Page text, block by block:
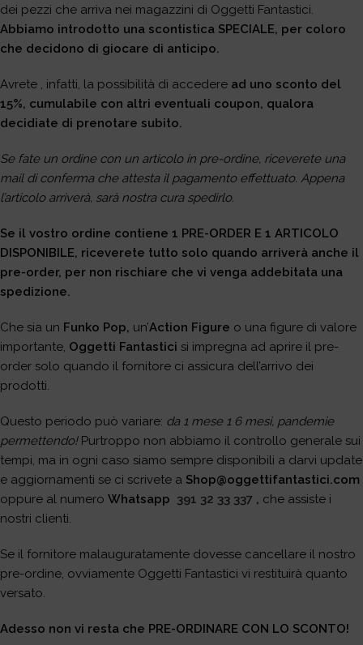
dei pezzi che arriva nei magazzini di Oggetti Fantastici.
Abbiamo introdotto una scontistica SPECIALE, per coloro
che decidono di giocare di anticipo.
Avrete , infatti, la possibilità di accedere ad uno sconto del
15%, cumulabile con altri eventuali coupon, qualora
decidiate di prenotare subito.
Se fate un ordine con un articolo in pre-ordine, riceverete una
mail di conferma che attesta il pagamento effettuato. Appena
l’articolo arriverà, sarà nostra cura spedirlo.
Se il vostro ordine contiene 1 PRE-ORDER E 1 ARTICOLO
DISPONIBILE, riceverete tutto solo quando arriverà anche il
pre-order, per non rischiare che vi venga addebitata una
spedizione.
Che sia un Funko Pop, un’Action Figure o una figure di valore
importante, Oggetti Fantastici si impregna ad aprire il pre-
order solo quando il fornitore ci assicura dell’arrivo dei
prodotti.
Questo periodo può variare: da 1 mese 1 6 mesi, pandemie
permettendo!Purtroppo non abbiamo il controllo generale sui
tempi, ma in ogni caso siamo sempre disponibili a darvi update
e aggiornamenti se ci scrivete a Shop@oggettifantastici.com
oppure al numero Whatsapp 391 32 33 337 , che assiste i
nostri clienti.
Se il fornitore malauguratamente dovesse cancellare il nostro
pre-ordine, ovviamente Oggetti Fantastici vi restituirà quanto
versato.
Adesso non vi resta che PRE-ORDINARE CON LO SCONTO!